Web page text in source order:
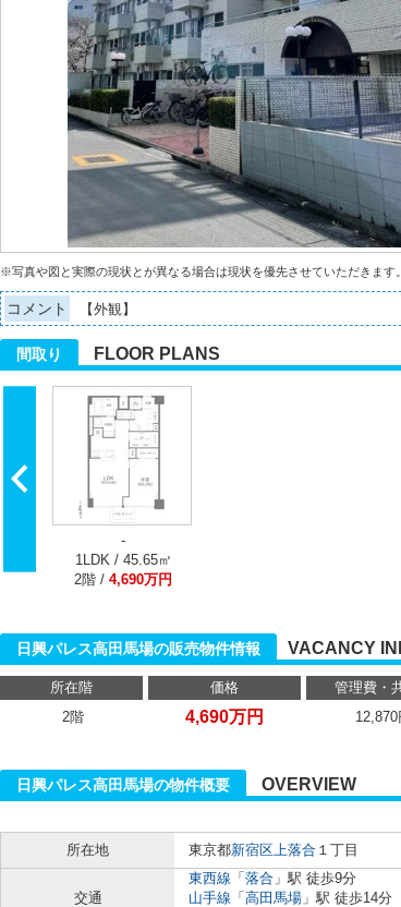
※写真や図と実際の現状とが異なる場合は現状を優先させていただきます。
コメント 【外観】
間取り FLOOR PLANS
-
1LDK / 45.65㎡
2階 / 4,690万円
日興パレス高田馬場の販売物件情報 VACANCY
所在階 価格 管理費・
2階
4,690万円 12,870
日興パレス高田馬場の物件概要 OVERVIEW
所在地
東京都新宿区上落合 １丁目
交通
東西線 「 落合 」駅 徒歩9分
山手線 「 高田馬場 」駅 徒歩14分